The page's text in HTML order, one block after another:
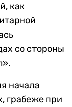
как
со стороны
начала
грабеже при